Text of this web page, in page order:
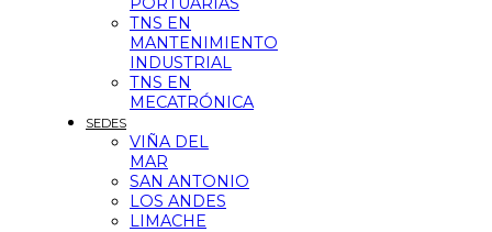
TNS EN
MANTENIMIENTO
INDUSTRIAL
TNS EN
MECATRÓNICA
SEDES
VIÑA DEL
MAR
SAN ANTONIO
LOS ANDES
LIMACHE